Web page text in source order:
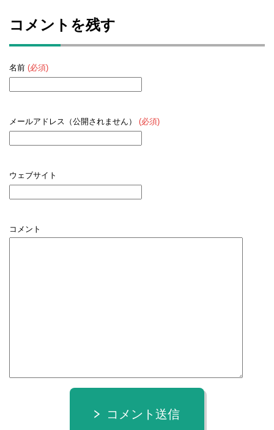
コメントを残す
名前 (必須)
メールアドレス（公開されません） (必須)
ウェブサイト
コメント
コメント送信